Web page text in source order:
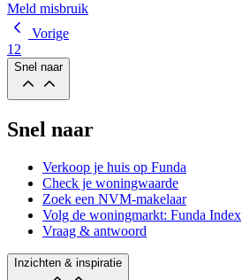
Meld misbruik
Vorige
1 2
Snel naar
Snel naar
Verkoop je huis op Funda
Check je woningwaarde
Zoek een NVM-makelaar
Volg de woningmarkt: Funda Index
Vraag & antwoord
Inzichten & inspiratie